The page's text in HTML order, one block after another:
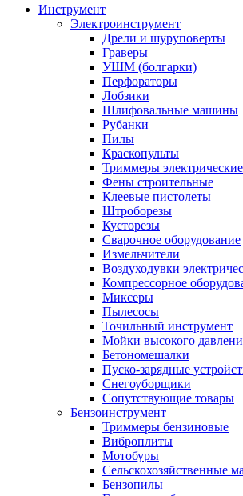
Инструмент
Электроинструмент
Дрели и шуруповерты
Граверы
УШМ (болгарки)
Перфораторы
Лобзики
Шлифовальные машины
Рубанки
Пилы
Краскопульты
Триммеры электрические
Фены строительные
Клеевые пистолеты
Штроборезы
Кусторезы
Сварочное оборудование
Измельчители
Воздуходувки
Компрессорное
Миксеры
Пылесосы
Точильный инструмент
Мойки высокого
Бетономешалки
Пуско-зарядные
Снегоуборщики
Сопутствующие товары
Бензоинструмент
Триммеры бензиновые
Виброплиты
Мотобуры
Сельскохозяйственные
Бензопилы